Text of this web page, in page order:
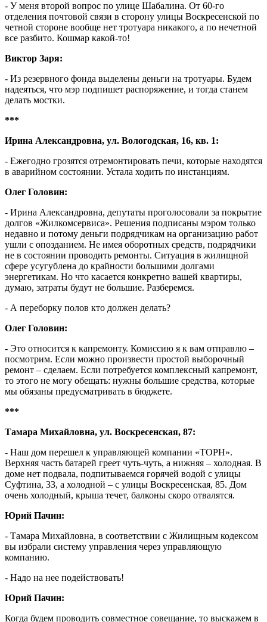
- У меня второй вопрос по улице Шабалина. От 60-го
отделения почтовой связи в сторону улицы Воскресенской по
четной стороне вообще нет тротуара никакого, а по нечетной
все разбито. Кошмар какой-то!
Виктор Заря:
- Из резервного фонда выделены деньги на тротуары. Будем
надеяться, что мэр подпишет распоряжение, и тогда станем
делать мостки.
***
Ирина Александровна, ул. Вологодская, 16, кв. 1:
- Ежегодно грозятся отремонтировать печи, которые находятся
в аварийном состоянии. Устала ходить по инстанциям.
Олег Головин:
- Ирина Александровна, депутаты проголосовали за покрытие
долгов «Жилкомсервиса». Решения подписаны мэром только
недавно и потому деньги подрядчикам на организацию работ
ушли с опозданием. Не имея оборотных средств, подрядчики
не в состоянии проводить ремонты. Ситуация в жилищной
сфере усугублена до крайности большими долгами
энергетикам. Но что касается конкретно вашей квартиры,
думаю, затраты будут не большие. Разберемся.
- А переборку полов кто должен делать?
Олег Головин:
- Это относится к капремонту. Комиссию я к вам отправлю –
посмотрим. Если можно произвести простой выборочный
ремонт – сделаем. Если потребуется комплексный капремонт,
то этого не могу обещать: нужны большие средства, которые
мы обязаны предусматривать в бюджете.
***
Тамара Михайловна, ул. Воскресенская, 87:
- Наш дом перешел к управляющей компании «ТОРН».
Верхняя часть батарей греет чуть-чуть, а нижняя – холодная. В
доме нет подвала, подпитываемся горячей водой с улицы
Суфтина, 33, а холодной – с улицы Воскресенская, 85. Дом
очень холодный, крыша течет, балконы скоро отвалятся.
Юрий Пачин:
- Тамара Михайловна, в соответствии с Жилищным кодексом
вы избрали систему управления через управляющую
компанию.
- Надо на нее подействовать!
Юрий Пачин:
Когда будем проводить совместное совещание, то выскажем в